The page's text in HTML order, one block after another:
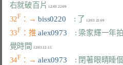
右就破百片
12/03 22:09
32F ：→ biss0220 : 了 12/03 22:09
33F ：推 alex0973 : 梁家輝一年
覺時間
12/03 22:15
34F ：→ alex0973 : 閉著眼睛睡